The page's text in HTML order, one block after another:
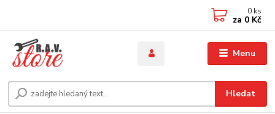
Menu
Hledat
0 ks
za 0 Kč